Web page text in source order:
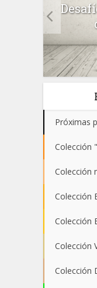
Próximas
Colección
Colección
Colección
Colección
Colección
Colección